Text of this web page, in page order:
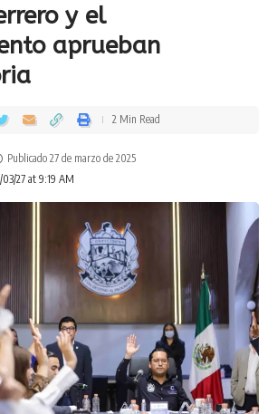
y el
aprueban
27 at 9:19 AM
Publicado 27 de marzo de 2025
2 Min Read